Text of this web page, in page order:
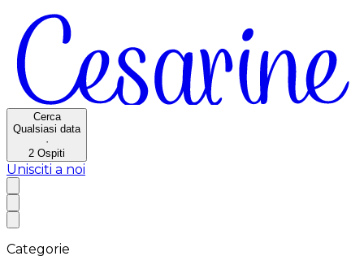
Cerca
Qualsiasi data
·
2 Ospiti
Unisciti a noi
Categorie